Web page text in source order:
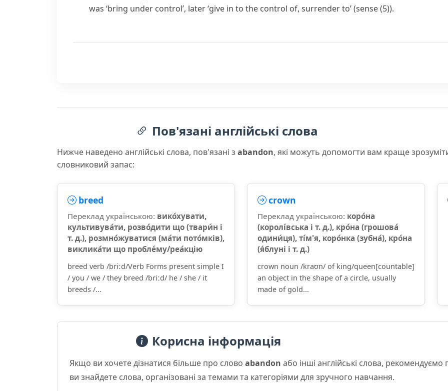
was ‘bring under control’, later ‘give in to the control of, surrender to’ (sense (5)).
Пов'язані англійські слова
Нижче наведено англійські слова, пов'язані з abandon, які можуть допомогти вам краще
словниковий запас:
breed
Переклад українською: вико́хувати,
культивува́ти, розво́дити що (твари́н і
т. д.), розмно́жуватися (ма́ти пото́мків),
виклика́ти що пробле́му/реа́кцію
breed verb /briːd/Verb Forms present simple I
/ you / we / they breed /briːd/ he / she / it
breeds /...
crown
Переклад українською: коро́на
(королі́вська і т. д.), кро́на (грошова́
одини́ця), ті́м'я, коро́нка (зубна́), кро́на
(я́блуні і т. д.)
crown noun /kraʊn/ of king/queen[countable]
an object in the shape of a circle, usually
made of gold...
Корисна інформація
Якщо ви хочете дізнатися більше про слово abandon або інші англійські слова,
ви знайдете слова, організовані за темами та категоріями для зручного навчання.